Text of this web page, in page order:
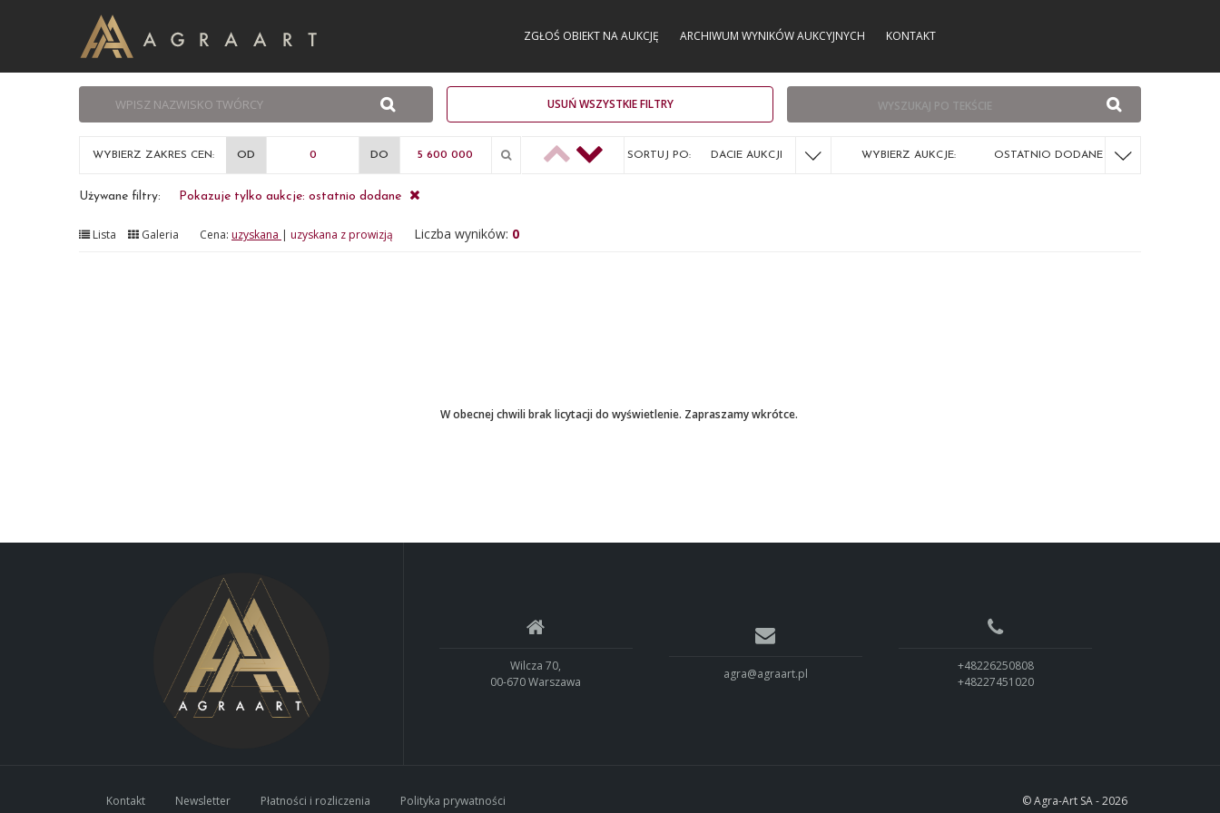
ZGŁOŚ OBIEKT NA AUKCJĘ ARCHIWUM WYNIKÓW AUKCYJNYCH KONTAKT
USUŃ WSZYSTKIE FILTRY
WYBIERZ ZAKRES CEN: OD DO SORTUJ PO: DACIE AUKCJI WYBIERZ AUKCJE: OSTATNIO DODANE
Używane filtry: Pokazuje tylko aukcje: ostatnio dodane
Lista Galeria Cena: uzyskana | uzyskana z prowizją Liczba wyników: 0
W obecnej chwili brak licytacji do wyświetlenie. Zapraszamy wkrótce.
Wilcza 70,
00-670 Warszawa
agra@agraart.pl
+48226250808
+48227451020
Kontakt Newsletter Płatności i rozliczenia Polityka prywatności © Agra-Art SA - 2026